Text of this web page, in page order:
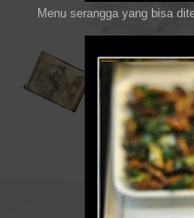
Menu serangga yang bisa